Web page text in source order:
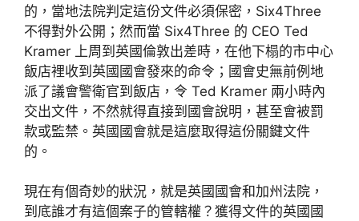
的，當地法院判定這份文件必須保密，Six4Three
不得對外公開；然而當 Six4Three 的 CEO Ted
Kramer 上周到英國倫敦出差時，在他下榻的市中心
飯店裡收到英國國會發來的命令；國會史無前例地
派了議會警衛官到飯店，令 Ted Kramer 兩小時內
交出文件，不然就得直接到國會說明，甚至會被罰
款或監禁。英國國會就是這麼取得這份關鍵文件
的。
現在有個奇妙的狀況，就是英國國會和加州法院，
到底誰才有這個案子的管轄權？獲得文件的英國國